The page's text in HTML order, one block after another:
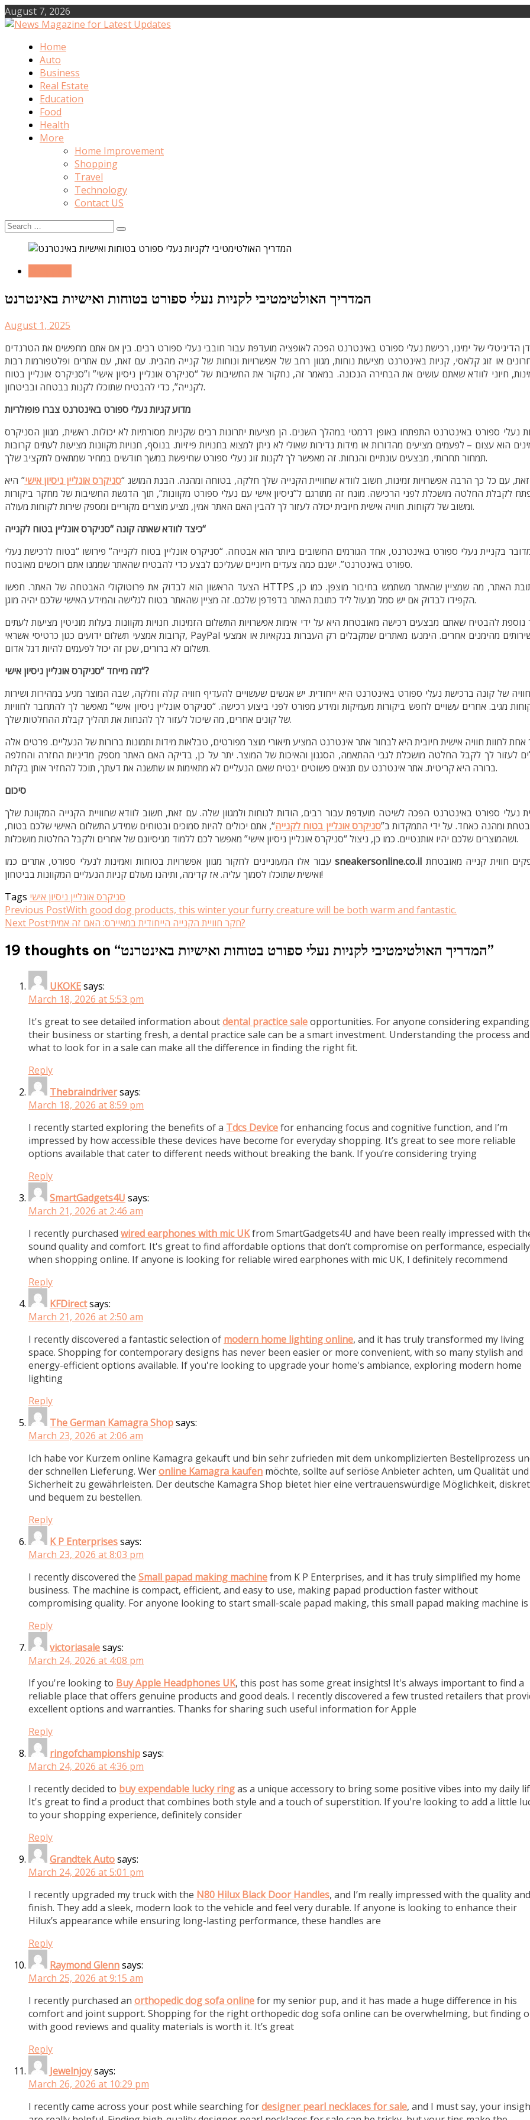
Skip
to
August 7, 2026
News Magazine for Latest Updates
Home
Auto
Business
Real Estate
Education
Food
Health
More
Home Improvement
Shopping
Travel
Technology
Contact US
Search
המדריך האולטימטיבי לקניות נעלי ספורט בטוחות ואישיות באינטרנט
August 1, 2025
הדיגיטלי של ימינו, רכישת נעלי ספורט באינטרנט הפכה לאופציה מועדפת עבור חובבי נעלי ספורט רבים. בין אם אתם מחפשים את הטרנדים
או זוג קלאסי, קניות באינטרנט מציעות נוחות, מגוון רחב של אפשרויות ונוחות של קנייה מהבית. עם זאת, עם אתרים ופלטפורמות רבות
חיוני לוודא שאתם עושים את הבחירה הנכונה. במאמר זה, נחקור את החשיבות של “סניקרס אונליין ניסיון אישי” ו”סניקרס אונליין בטוח
לקנייה”, כדי להבטיח שתוכלו לקנות בבטחה ובביטחון.
מדוע קניות נעלי ספורט באינטרנט צברו פופולריות
נעלי ספורט באינטרנט התפתחו באופן דרמטי במהלך השנים. הן מציעות יתרונות רבים שקניות מסורתיות לא יכולות. ראשית, מגוון הסניקרס
הוא עצום – לפעמים מציעים מהדורות או מידות נדירות שאולי לא ניתן למצוא בחנויות פיזיות. בנוסף, חנויות מקוונות מציעות לעתים קרובות
תמחור תחרותי, מבצעים עונתיים והנחות. זה מאפשר לך לקנות זוג נעלי ספורט שחיפשת במשך חודשים במחיר שמתאים לתקציב שלך.
עם כל כך הרבה אפשרויות זמינות, חשוב לוודא שחוויית הקנייה שלך חלקה, בטוחה ומהנה. הבנת המושג “סניקרס אונליין ניסיון אישי” היא
לקבלת החלטה מושכלת לפני הרכישה. מונח זה מתורגם ל”ניסיון אישי עם נעלי ספורט מקוונות”, תוך הדגשת החשיבות של מחקר ביקורות
ומשוב של לקוחות. חוויה אישית חיובית יכולה לעזור לך להבין האם האתר אמין, מציע מוצרים מקוריים ומספק שירות לקוחות מעולה.
כיצד לוודא שאתה קונה “סניקרס אונליין בטוח לקנייה
“
בקניית נעלי ספורט באינטרנט, אחד הגורמים החשובים ביותר הוא אבטחה. “סניקרס אונליין בטוח לקנייה” פירושו “בטוח לרכישת נעלי
ספורט באינטרנט”. ישנם כמה צעדים חיוניים שעליכם לבצע כדי להבטיח שהאתר שממנו אתם רוכשים מאובטח.
הצעד הראשון הוא לבדוק את פרוטוקולי האבטחה של האתר. חפשו HTTPS בכתובת האתר, מה שמציין שהאתר משתמש בחיבור מוצפן. כמו כן,
הקפידו לבדוק אם יש סמל מנעול ליד כתובת האתר בדפדפן שלכם. זה מציין שהאתר בטוח לגלישה והמידע האישי שלכם יהיה מוגן.
נוספת להבטיח שאתם מבצעים רכישה מאובטחת היא על ידי אימות אפשרויות התשלום הזמינות. חנויות מקוונות בעלות מוניטין מציעות לעתים
קרובות אמצעי תשלום ידועים כגון כרטיסי אשראי, PayPal או שירותים מהימנים אחרים. הימנעו מאתרים שמקבלים רק העברות בנקאיות או אמצעי
תשלום לא ברורים, שכן זה יכול לפעמים להיות דגל אדום.
מה מייחד “סניקרס אונליין ניסיון אישי
“?
של קונה ברכישת נעלי ספורט באינטרנט היא ייחודית. יש אנשים שעשויים להעדיף חוויה קלה וחלקה, שבה המוצר מגיע במהירות ושירות
מגיב. אחרים עשויים לחפש ביקורות מעמיקות ומידע מפורט לפני ביצוע רכישה. “סניקרס אונליין ניסיון אישי” מאפשר לך להתחבר לחוויות
של קונים אחרים, מה שיכול לעזור לך להנחות את תהליך קבלת ההחלטות שלך.
אחת לחוות חוויה אישית חיובית היא לבחור אתר אינטרנט המציע תיאורי מוצר מפורטים, טבלאות מידות ותמונות ברורות של הנעליים. פרטים אלה
לעזור לך לקבל החלטה מושכלת לגבי ההתאמה, הסגנון והאיכות של המוצר. יתר על כן, בדיקה האם האתר מספק מדיניות החזרה והחלפה
ברורה היא קריטית. אתר אינטרנט עם תנאים פשוטים יבטיח שאם הנעליים לא מתאימות או שתשנה את דעתך, תוכל להחזיר אותן בקלות.
סיכום
נעלי ספורט באינטרנט הפכה לשיטה מועדפת עבור רבים, הודות לנוחות ולמגוון שלה. עם זאת, חשוב לוודא שחוויית הקנייה המקוונת שלך
ומהנה כאחד. על ידי התמקדות ב”סניקרס אונליין בטוח לקנייה“, אתם יכולים להיות סמוכים ובטוחים שמידע התשלום האישי שלכם בטוח,
ושהמוצרים שלכם יהיו אותנטיים. כמו כן, ניצול “סניקרס אונליין ניסיון אישי” מאפשר לכם ללמוד מניסיונם של אחרים ולקבל החלטות מושכלות.
עבור אלו המעוניינים לחקור מגוון אפשרויות בטוחות ואמינות לנעלי ספורט, אתרים כמו sneakersonline.co.il
ואישית שתוכלו לסמוך עליה. אז קדימה, ותיהנו מעולם קניות הנעליים המקוונות בביטחון!
Tags סניקרס אונליין ניסיון אישי
Read
more
articles
Previous PostWith good dog products, this winter your furry creature will be both warm and fantastic.
Next Post
חקר חוויית הקנייה הייחודית במאיירס: האם זה אמיתי?
19 thoughts on “המדריך האולטימטיבי לקניות נעלי ספורט בטוחות ואישיות באינטרנט”
UKOKEsays:
March 18, 2026 at 5:53 pm
It's great to see detailed information aboutdental practice saleopportunities. For anyone considering expanding
their business or starting fresh, a dental practice sale can be a smart investment. Understanding the process and
what to look for in a sale can make all the difference in finding the right fit.
Reply
Thebraindriversays:
March 18, 2026 at 8:59 pm
I recently started exploring the benefits of a Tdcs Devicefor enhancing focus and cognitive function, and I’m
impressed by how accessible these devices have become for everyday shopping. It’s great to see more reliable
options available that cater to different needs without breaking the bank. If you’re considering trying
Reply
SmartGadgets4U says:
March 21, 2026 at 2:46 am
I recently purchased wired earphones with mic UKfrom SmartGadgets4U and have been really impressed with
sound quality and comfort. It's great to find affordable options that don’t compromise on performance, especially
when shopping online. If anyone is looking for reliable wired earphones with mic UK, I definitely recommend
Reply
KFDirectsays:
March 21, 2026 at 2:50 am
I recently discovered a fantastic selection of modern home lighting online, and it has truly transformed my living
space. Shopping for contemporary designs has never been easier or more convenient, with so many stylish and
energy-efficient options available. If you're looking to upgrade your home's ambiance, exploring modern home
lighting
Reply
The German Kamagra Shopsays:
March 23, 2026 at 2:06 am
Ich habe vor Kurzem online Kamagra gekauft und bin sehr zufrieden mit dem unkomplizierten Bestellprozess
der schnellen Lieferung. Weronline Kamagra kaufen möchte, sollte auf seriöse Anbieter achten, um Qualität und
Sicherheit zu gewährleisten. Der deutsche Kamagra Shop bietet hier eine vertrauenswürdige Möglichkeit, diskret
und bequem zu bestellen.
Reply
K P Enterprisessays:
March 23, 2026 at 8:03 pm
I recently discovered the Small papad making machinefrom K P Enterprises, and it has truly simplified my home
business. The machine is compact, efficient, and easy to use, making papad production faster without
compromising quality. For anyone looking to start small-scale papad making, this small papad making machine is
Reply
victoriasalesays:
March 24, 2026 at 4:08 pm
If you're looking to Buy Apple Headphones UK, this post has some great insights! It's always important to find a
reliable place that offers genuine products and good deals. I recently discovered a few trusted retailers that
excellent options and warranties. Thanks for sharing such useful information for Apple
Reply
ringofchampionshipsays:
March 24, 2026 at 4:36 pm
I recently decided to buy expendable lucky ringas a unique accessory to bring some positive vibes into my daily
It's great to find a product that combines both style and a touch of superstition. If you're looking to add a little
to your shopping experience, definitely consider
Reply
Grandtek Autosays:
March 24, 2026 at 5:01 pm
I recently upgraded my truck with the N80 Hilux Black Door Handles, and I’m really impressed with the quality and
finish. They add a sleek, modern look to the vehicle and feel very durable. If anyone is looking to enhance their
Hilux’s appearance while ensuring long-lasting performance, these handles are
Reply
Raymond Glennsays:
March 25, 2026 at 9:15 am
I recently purchased an orthopedic dog sofa onlinefor my senior pup, and it has made a huge difference in his
comfort and joint support. Shopping for the right orthopedic dog sofa online can be overwhelming, but finding
with good reviews and quality materials is worth it. It’s great
Reply
Jewelnjoysays:
March 26, 2026 at 10:29 pm
I recently came across your post while searching fordesigner pearl necklaces for sale, and I must say, your